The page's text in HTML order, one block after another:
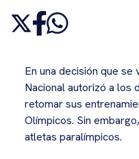
En una decisión que se
Nacional autorizó a los
retomar sus
Olímpicos. Sin
atletas paralímpicos.